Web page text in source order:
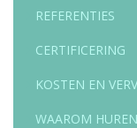
REFERENTIES
CERTIFICERING
KOSTEN EN
WAAROM HUREN